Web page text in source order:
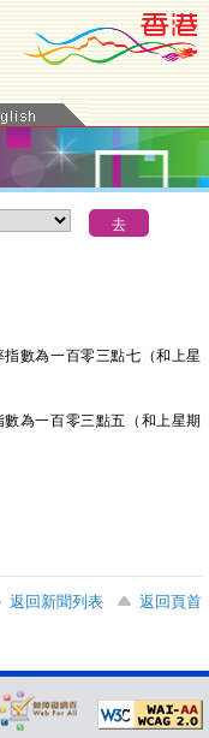
數為一百零三點七（和上星
為一百零三點五（和上星期
返回新聞列表
返回頁首